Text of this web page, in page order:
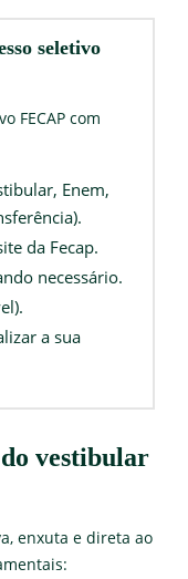
seletivo
FECAP com
Enem,
da Fecap.
necessário.
a sua
vestibular
enxuta e direta ao